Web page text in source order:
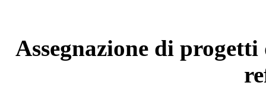
Assegnazione di